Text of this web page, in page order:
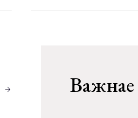
Важнае